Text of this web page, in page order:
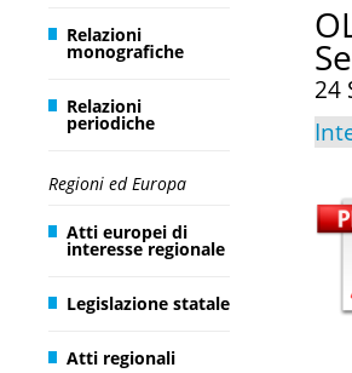
Relazioni
monografiche
Relazioni
periodiche
Regioni ed Europa
Atti europei di
interesse regionale
Legislazione statale
Atti regionali
24